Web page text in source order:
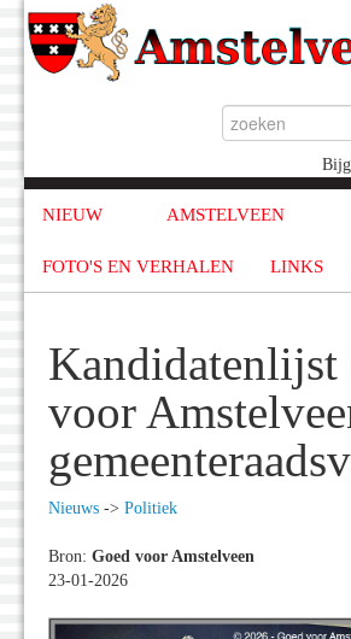
NIEUW AMSTELVEEN
FOTO'S EN VERHALEN LINKS
Kandidatenlijst
voor
Nieuws -> Politiek
Bron: Goed voor Amstelveen
23-01-2026